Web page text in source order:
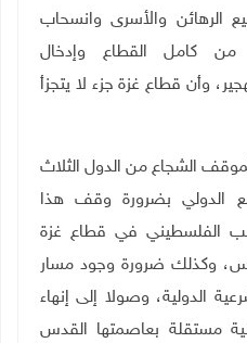
الرهائن والأسرى وانسحاب
من كامل القطاع وإدخال
وأن قطاع غزة جزء لا يتجزأ
الشجاع من الدول الثلاث
الدولي بضرورة وقف هذا
الفلسطيني في قطاع غزة
وكذلك ضرورة وجود مسار
الدولية، وصولا إلى إنهاء
مستقلة بعاصمتها القدس